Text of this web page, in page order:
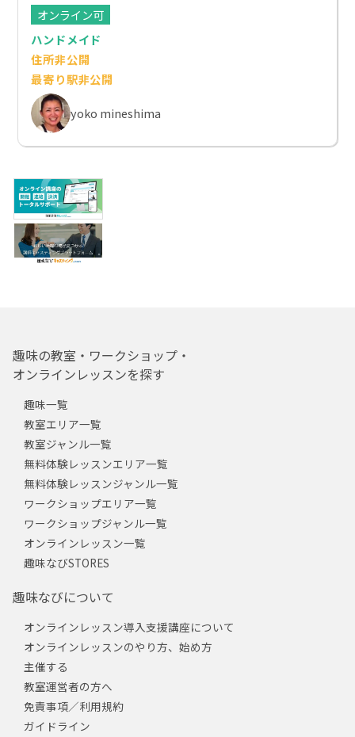
オンライン可
ハンドメイド
住所非公開
最寄り駅非公開
yoko mineshima
趣味の教室・ワークショップ・
オンラインレッスンを探す
趣味一覧
教室エリア一覧
教室ジャンル一覧
無料体験レッスンエリア一覧
無料体験レッスンジャンル一覧
ワークショップエリア一覧
ワークショップジャンル一覧
オンラインレッスン一覧
趣味なびSTORES
趣味なびについて
オンラインレッスン導入支援講座について
オンラインレッスンのやり方、始め方
主催する
教室運営者の方へ
免責事項／利用規約
ガイドライン